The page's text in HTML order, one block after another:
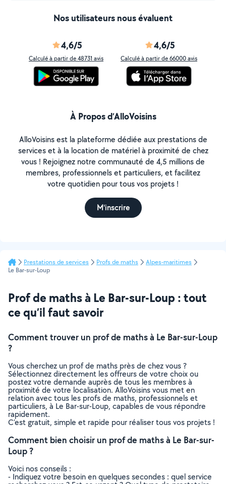
Nos utilisateurs nous évaluent
4,6/5
Calculé à partir de 48731 avis
4,6/5
Calculé à partir de 66000 avis
À Propos d’AlloVoisins
AlloVoisins est la plateforme dédiée aux prestations de
services et à la location de matériel à proximité de chez
vous ! Rejoignez notre communauté de 4,5 millions de
membres, professionnels et particuliers, et facilitez
votre quotidien pour tous vos projets !
M'inscrire
Prestations de services Profs de maths
Alpes-maritimes
Le Bar-sur-Loup
Prof de maths à Le Bar-sur-Loup : tout
ce qu’il faut savoir
Comment trouver un prof de maths à Le Bar-sur-Loup
?
Vous cherchez un prof de maths près de chez vous ?
Sélectionnez directement les offreurs de votre choix ou
postez votre demande auprès de tous les membres à
proximité de votre localisation. AlloVoisins vous met en
relation avec tous les profs de maths, professionnels et
particuliers, à Le Bar-sur-Loup, capables de vous répondre
rapidement.
C’est gratuit, simple et rapide pour réaliser tous vos projets !
Comment bien choisir un prof de maths à Le Bar-sur-
Loup ?
Voici nos conseils :
- Indiquez votre besoin en quelques secondes : quel service